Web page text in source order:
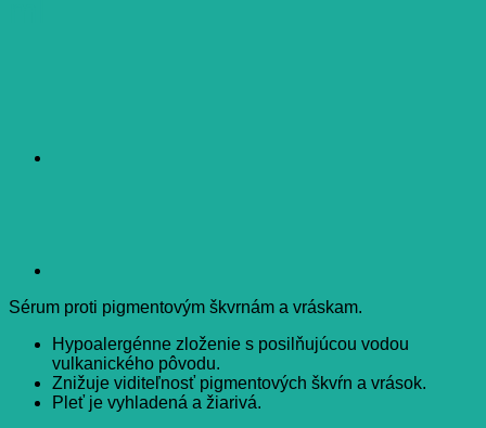
Sérum proti pigmentovým škvrnám a vráskam.
Hypoalergénne zloženie s posilňujúcou vodou
vulkanického pôvodu.
Znižuje viditeľnosť pigmentových škvŕn a vrások.
Pleť je vyhladená a žiarivá.